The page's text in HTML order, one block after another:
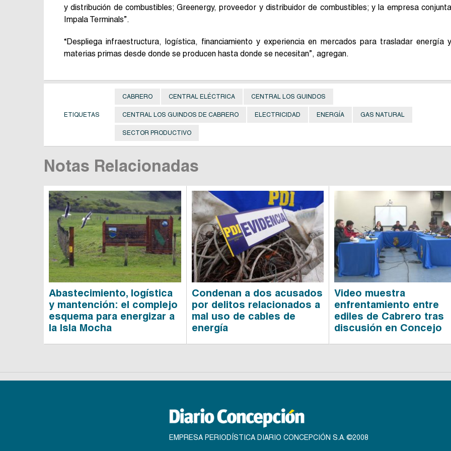
y distribución de combustibles; Greenergy, proveedor y distribuidor de combustibles; y la empresa conjunta
Impala Terminals”.
“Despliega infraestructura, logística, financiamiento y experiencia en mercados para trasladar energía y
materias primas desde donde se producen hasta donde se necesitan”, agregan.
ETIQUETAS
CABRERO CENTRAL ELÉCTRICA CENTRAL LOS GUINDOS
CENTRAL LOS GUINDOS DE CABRERO ELECTRICIDAD ENERGÍA GAS NATURAL
SECTOR PRODUCTIVO
Notas Relacionadas
Abastecimiento, logística
y mantención: el complejo
esquema para energizar a
la Isla Mocha
Condenan a dos acusados
por delitos relacionados a
mal uso de cables de
energía
Video muestra
enfrentamiento entre
ediles de Cabrero tras
discusión en Concejo
EMPRESA PERIODÍSTICA DIARIO CONCEPCIÓN S.A. ©2008